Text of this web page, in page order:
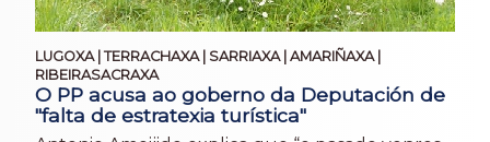
LUGOXA | TERRACHAXA | SARRIAXA | AMARIÑAXA |
RIBEIRASACRAXA
O PP acusa ao goberno da Deputación de
"falta de estratexia turística"